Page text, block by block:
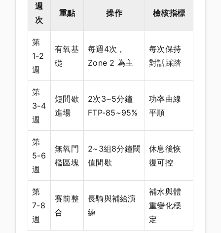
週
次
重點 操作 檢核指標
第
1-2
週
有氧基
礎
每週4次，
Zone 2 為主
每次保持
對話踩踏
第
3-4
週
短間歇
進場
2次3~5分鐘
FTP-85~95%
功率曲線
平順
第
5-6
週
無氧門
檻區塊
2~3組8分鐘閾
值間歇
休息後恢
復可控
第
7-8
週
賽前整
合
長騎與補給演
練
補水與體
重變化穩
定